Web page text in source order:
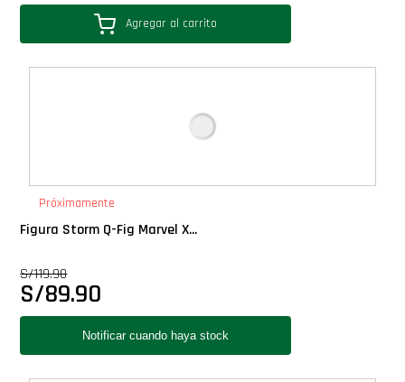
Pop Regular
Pop Rides
PRÓXIMAMENTE
Star Wars Oferta
Agregar al carrito
Próximamente
Figura Storm Q-Fig Marvel X...
S/119.90
S/89.90